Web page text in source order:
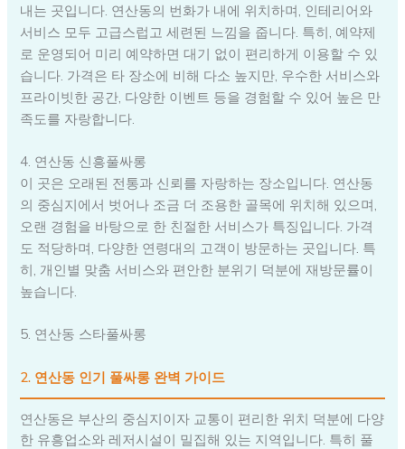
내는 곳입니다. 연산동의 번화가 내에 위치하며, 인테리어와
서비스 모두 고급스럽고 세련된 느낌을 줍니다. 특히, 예약제
로 운영되어 미리 예약하면 대기 없이 편리하게 이용할 수 있
습니다. 가격은 타 장소에 비해 다소 높지만, 우수한 서비스와
프라이빗한 공간, 다양한 이벤트 등을 경험할 수 있어 높은 만
족도를 자랑합니다.
4. 연산동 신흥풀싸롱
이 곳은 오래된 전통과 신뢰를 자랑하는 장소입니다. 연산동
의 중심지에서 벗어나 조금 더 조용한 골목에 위치해 있으며,
오랜 경험을 바탕으로 한 친절한 서비스가 특징입니다. 가격
도 적당하며, 다양한 연령대의 고객이 방문하는 곳입니다. 특
히, 개인별 맞춤 서비스와 편안한 분위기 덕분에 재방문률이
높습니다.
5. 연산동 스타풀싸롱
2. 연산동 인기 풀싸롱 완벽 가이드
연산동은 부산의 중심지이자 교통이 편리한 위치 덕분에 다양
한 유흥업소와 레저시설이 밀집해 있는 지역입니다. 특히 풀